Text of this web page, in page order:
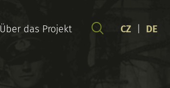
Über das Projekt CZ DE